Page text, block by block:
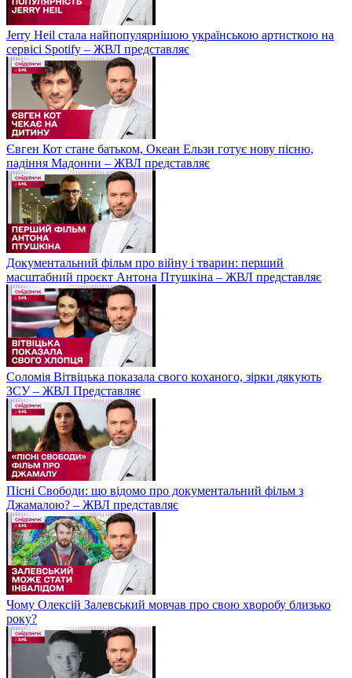
Jerry Heil стала найпопулярнішою українською артисткою на
сервісі Spotify – ЖВЛ представляє
Євген Кот стане батьком, Океан Ельзи готує нову пісню,
падіння Мадонни – ЖВЛ представляє
Документальний фільм про війну і тварин: перший
масштабний проєкт Антона Птушкіна – ЖВЛ представляє
Соломія Вітвіцька показала свого коханого, зірки дякують
ЗСУ – ЖВЛ Представляє
Пісні Свободи: що відомо про документальний фільм з
Джамалою? – ЖВЛ представляє
Чому Олексій Залевський мовчав про свою хворобу близько
року?